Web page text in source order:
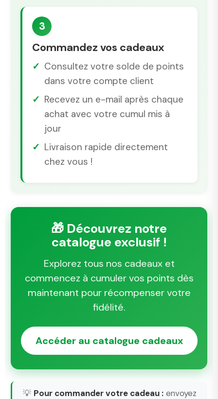
3
Commandez vos cadeaux
Consultez votre solde de points
dans votre compte client
Recevez un e-mail après chaque
achat avec votre cumul mis à
jour
Livraison rapide directement
chez vous !
🎁 Découvrez notre
catalogue exclusif !
Explorez tous nos cadeaux et
commencez à cumuler vos points dès
maintenant pour récompenser votre
fidélité.
Accéder au catalogue cadeaux
💡 Pour commander votre cadeau : envoyez